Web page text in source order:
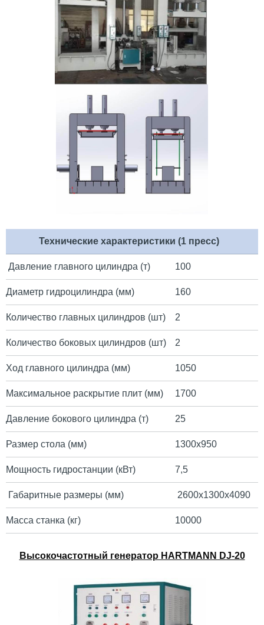
Технические характеристики (1 пресс)
Давление главного цилиндра (т) 100
Диаметр гидроцилиндра (мм) 160
Количество главных цилиндров (шт) 2
Количество боковых цилиндров (шт) 2
Ход главного цилиндра (мм) 1050
Максимальное раскрытие плит (мм) 1700
Давление бокового цилиндра (т) 25
Размер стола (мм) 1300х950
Мощность гидростанции (кВт) 7,5
Габаритные размеры (мм) 2600х1300х4090
Масса станка (кг) 10000
Высокочастотный генератор HARTMANN DJ-20